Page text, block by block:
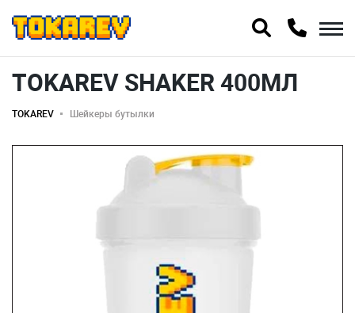
TOKAREV SHAKER 400МЛ
TOKAREV Шейкеры бутылки